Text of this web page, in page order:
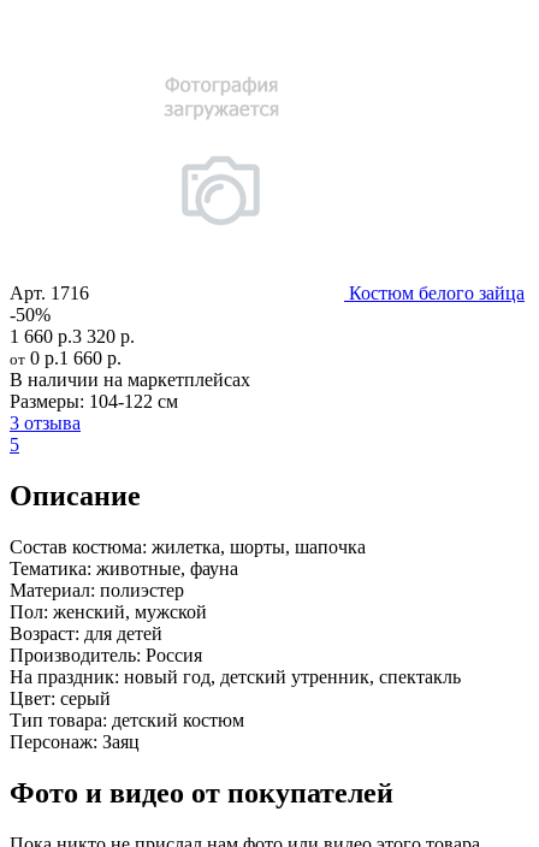
Арт. 1716
Костюм белого зайца
-50%
1 660 р.3 320 р.
от 0 р.1 660 р.
В наличии на маркетплейсах
Размеры: 104-122 см
3 отзыва
5
Описание
Состав костюма: жилетка, шорты, шапочка
Тематика: животные, фауна
Материал: полиэстер
Пол: женский, мужской
Возраст: для детей
Производитель: Россия
На праздник: новый год, детский утренник, спектакль
Цвет: серый
Тип товара: детский костюм
Персонаж: Заяц
Фото и видео от покупателей